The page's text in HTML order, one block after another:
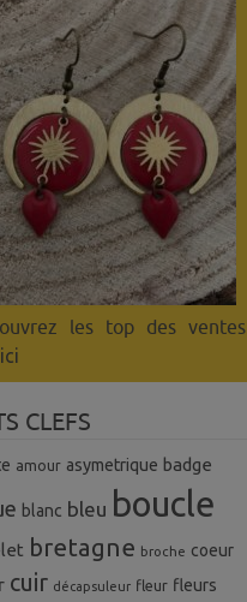
les top des ventes
CLEFS
amour asymetrique badge
blanc bleu boucle
bretagne broche coeur
cuir décapsuleur fleur fleurs